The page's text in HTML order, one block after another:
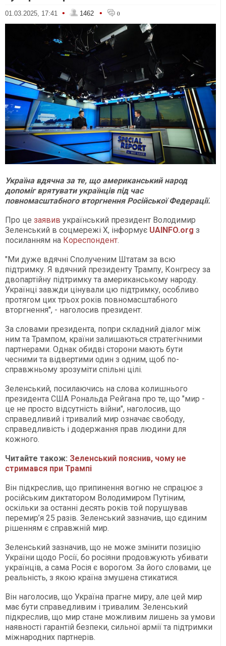
01.03.2025, 17:41 • 1462 • 0
Україна вдячна за те, що американський народ
допоміг врятувати українців під час
повномасштабного вторгнення Російської Федерації.
Про це заявив український президент Володимир
Зеленський в соцмережі X, інформує UAINFO.org з
посиланням на Кореспондент.
"Ми дуже вдячні Сполученим Штатам за всю
підтримку. Я вдячний президенту Трампу, Конгресу за
двопартійну підтримку та американському народу.
Українці завжди цінували цю підтримку, особливо
протягом цих трьох років повномасштабного
вторгнення", - наголосив президент.
За словами президента, попри складний діалог між
ним та Трампом, країни залишаються стратегічними
партнерами. Однак обидві сторони мають бути
чесними та відвертими один з одним, щоб по-
справжньому зрозуміти спільні цілі.
Зеленський, посилаючись на слова колишнього
президента США Рональда Рейгана про те, що "мир -
це не просто відсутність війни", наголосив, що
справедливий і тривалий мир означає свободу,
справедливість і додержання прав людини для
кожного.
Читайте також: Зеленський пояснив, чому не
стримався при Трампі
Він підкреслив, що припинення вогню не спрацює з
російським диктатором Володимиром Путіним,
оскільки за останні десять років той порушував
перемир’я 25 разів. Зеленський зазначив, що єдиним
рішенням є справжній мир.
Зеленський зазначив, що не може змінити позицію
України щодо Росії, бо росіяни продовжують убивати
українців, а сама Росія є ворогом. За його словами, це
реальність, з якою країна змушена стикатися.
Він наголосив, що Україна прагне миру, але цей мир
має бути справедливим і тривалим. Зеленський
підкреслив, що мир стане можливим лишень за умови
наявності гарантій безпеки, сильної армії та підтримки
міжнародних партнерів.